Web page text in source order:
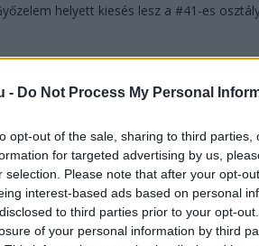
- Do Not Process My Personal
opt-out of the sale, sharing to third
for targeted advertising by us,
selection. Please note that after your opt-
interest-based ads based on personal
to third parties prior to your opt-
of your personal information by third
helyett kiesés lesz a #41-es
a WRT-vel a holland,
elgázolták a zászlós embert.
ÉS MIKE CONWAY MEGNYERI A